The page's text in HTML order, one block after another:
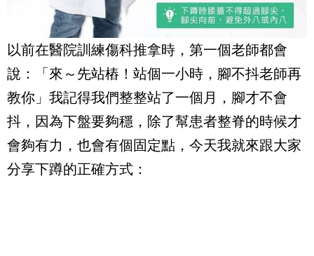
以前在醫院訓練傷科推拿時，第一個老師都會
說：「來～先站樁！站個一小時，腳不抖老師再
教你」我記得我們整整站了一個月，腳才不會
抖，因為下盤要夠穩，除了幫患者整脊的時候才
會夠有力，也會有個固定點，今天我就來跟大家
分享下蹲的正確方式：